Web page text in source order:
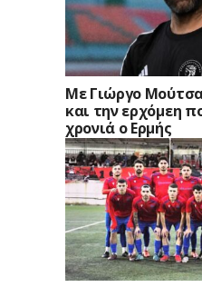
Με Γιώργο
και την ερχόμεη
χρονιά ο Ερμής